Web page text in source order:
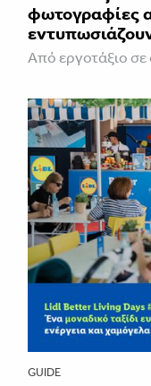
φωτογραφίες
Από εργοτάξιο
GUIDE